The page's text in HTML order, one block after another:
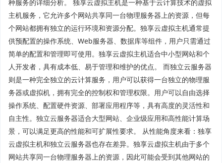
种服务的详细分析。 独享云虚拟主机是一种基于云计算技术的虚拟
主机服务，它允许多个网站共享同一台物理服务器上的资源，但每
个网站都拥有独立的运行环境和资源分配。独享云虚拟主机通常提
供预配置的操作系统、Web服务器、数据库等组件，用户只需通过
简单的配置和管理即可使用。独享云虚拟主机适合中小型网站和个
人开发者，具有成本低、易于管理和维护的优点。 而独立云服务器
则是一种完全独立的云计算服务，用户可以获得一台独立的物理服
务器或虚拟机，拥有完全的控制权和管理权限。用户可以自由选择
操作系统、配置硬件资源、部署应用程序等，具有高度的灵活性和
自主性。独立云服务器适合大型网站、企业级应用和高性能计算场
景，可以满足更高的性能和可扩展性要求。 从性能角度来看：独享
云虚拟主机和独立云服务器也存在差异。独享云虚拟主机由于多个
网站共享同一台物理服务器上的资源，因此可能会受到其他网站的